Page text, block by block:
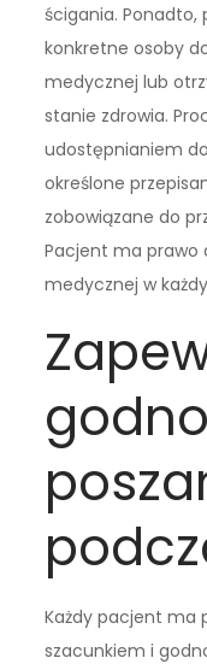
ścigania.
konkretne osoby
medycznej lub
stanie zdrowia.
udostępnianiem
określone
zobowiązane do
Pacjent ma prawo
medycznej w
Każdy pacjent ma
szacunkiem i